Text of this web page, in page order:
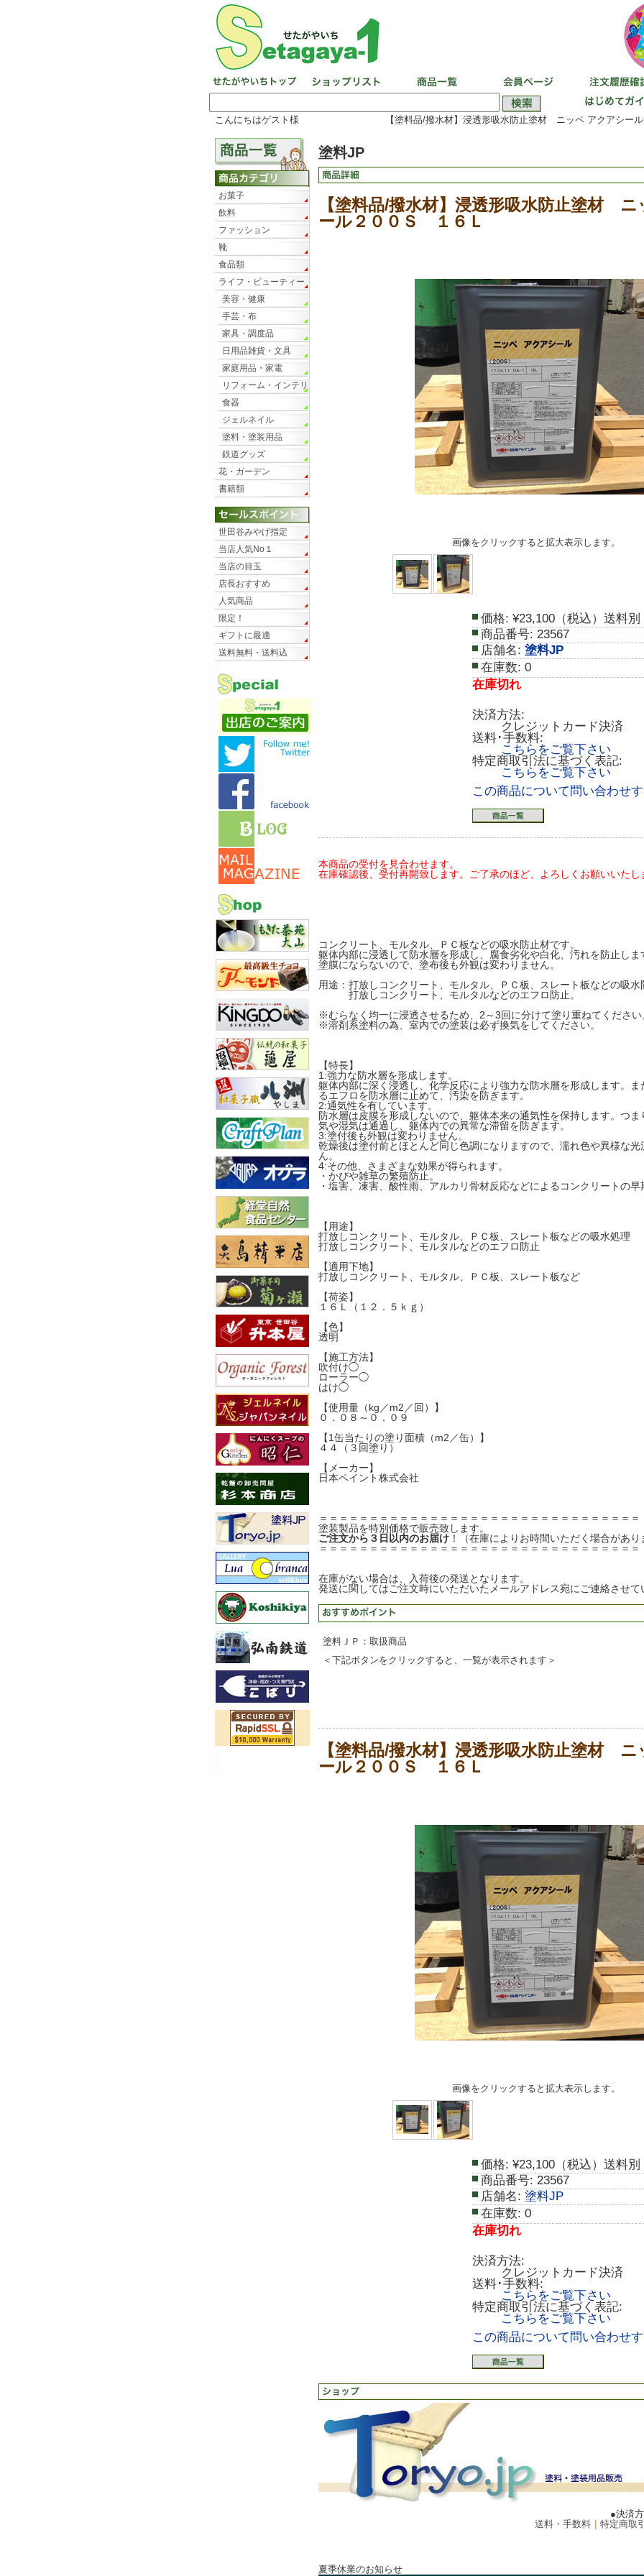
こんにちはゲスト様 【塗料品/撥水材】浸透形吸水防止塗材 ニッペ アクアシー
塗料JP
【塗料品/撥水材】浸透形吸水防止塗材
ール２００Ｓ １６Ｌ
画像をクリックすると拡大表示します。
価格: ¥23,100（税込）送料別
商品番号: 23567
店舗名: 塗料JP
在庫数: 0
在庫切れ
決済方法:
クレジットカード決済
送料･手数料:
こちらをご覧下さい
特定商取引法に基づく表記:
こちらをご覧下さい
この商品について問い合わせ
本商品の受付を見合わせます。
在庫確認後、受付再開致します。ご了承のほど、よろしくお願いいた
コンクリート、モルタル、ＰＣ板などの吸水防止材です。
躯体内部に浸透して防水層を形成し、腐食劣化や白化、汚れを防止しま
塗膜にならないので、塗布後も外観は変わりません。
用途：打放しコンクリート、モルタル、ＰＣ板、スレート板などの吸水
打放しコンクリート、モルタルなどのエフロ防止。
※むらなく均一に浸透させるため、2～3回に分けて塗り重ねてください
※溶剤系塗料の為、室内での塗装は必ず換気をしてください。
【特長】
1:強力な防水層を形成します。
躯体内部に深く浸透し、化学反応により強力な防水層を形成します。
るエフロを防水層に止めて、汚染を防ぎます。
2:通気性を有しています。
防水層は皮膜を形成しないので、躯体本来の通気性を保持します。つ
気や湿気は通過し、躯体内での異常な滞留を防ぎます。
3:塗付後も外観は変わりません。
乾燥後は塗付前とほとんど同じ色調になりますので、濡れ色や異様な
ん。
4:その他、さまざまな効果が得られます。
・かびや雑草の繁殖防止。
・塩害、凍害、酸性雨、アルカリ骨材反応などによるコンクリートの早
【用途】
打放しコンクリート、モルタル、ＰＣ板、スレート板などの吸水処理
打放しコンクリート、モルタルなどのエフロ防止
【適用下地】
打放しコンクリート、モルタル、ＰＣ板、スレート板など
【荷姿】
１６Ｌ（１２．５ｋｇ）
【色】
透明
【施工方法】
吹付け◯
ローラー◯
はけ◯
【使用量（kg／m2／回）】
０．０８～０．０９
【1缶当たりの塗り面積（m2／缶）】
４４（３回塗り）
【メーカー】
日本ペイント株式会社
＝＝＝＝＝＝＝＝＝＝＝＝＝＝＝＝＝＝＝＝＝＝＝＝＝＝＝＝＝＝＝＝
塗装製品を特別価格で販売致します。
ご注文から３日以内のお届け！（在庫によりお時間いただく場合があり
＝＝＝＝＝＝＝＝＝＝＝＝＝＝＝＝＝＝＝＝＝＝＝＝＝＝＝＝＝＝＝＝
在庫がない場合は、入荷後の発送となります。
発送に関してはご注文時にいただいたメールアドレス宛にご連絡させて
塗料ＪＰ：取扱商品
＜下記ボタンをクリックすると、一覧が表示されます＞
【塗料品/撥水材】浸透形吸水防止塗材
ール２００Ｓ １６Ｌ
画像をクリックすると拡大表示します。
価格: ¥23,100（税込）送料別
商品番号: 23567
店舗名: 塗料JP
在庫数: 0
在庫切れ
決済方法:
クレジットカード決済
送料･手数料:
こちらをご覧下さい
特定商取引法に基づく表記:
こちらをご覧下さい
この商品について問い合わせ
●決済
送料・手数料｜ 特定商取
夏季休業のお知らせ
お菓子
飲料
ファッション
靴
食品類
ライフ・ビューティー
美容・健康
手芸・布
家具・調度品
日用品雑貨・文具
家庭用品・家電
リフォーム・インテリ
ア
食器
ジェルネイル
塗料・塗装用品
鉄道グッズ
花・ガーデン
書籍類
世田谷みやげ指定
当店人気No１
当店の目玉
店長おすすめ
人気商品
限定！
ギフトに最適
送料無料・送料込